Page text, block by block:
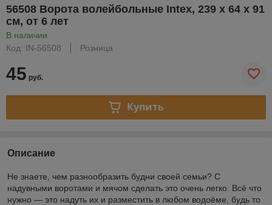
56508 Ворота волейбольные Intex, 239 х 64 х 91
см, от 6 лет
В наличии
Код: IN-56508
Розница
45 руб.
Купить
Описание
Не знаете, чем разнообразить будни своей семьи? С
надувными воротами и мячом сделать это очень легко. Всё что
нужно — это надуть их и разместить в любом водоёме, будь то